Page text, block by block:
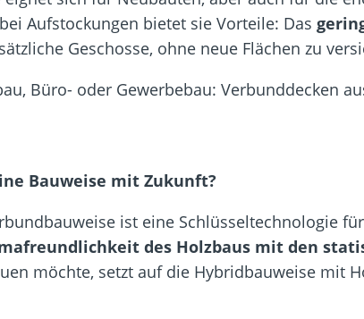
Aufstockungen bietet sie Vorteile: Das
Geschosse, ohne neue Flächen zu
Büro- oder Gewerbebau: Verbunddecken
Bauweise mit Zukunft?
ist eine Schlüsseltechnologie
des Holzbaus mit den
möchte, setzt auf die Hybridbauweise mit